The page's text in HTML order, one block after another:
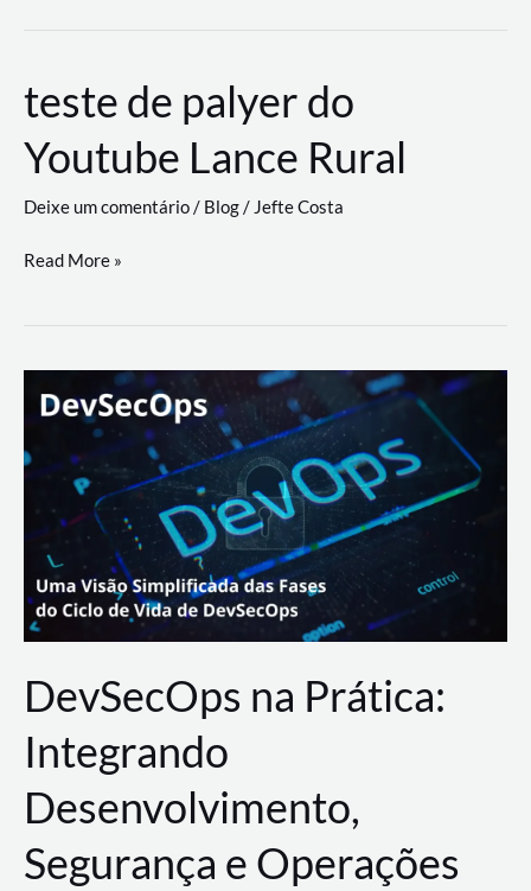
revoluciona
de
trabalho
com
a
workflows
teste de palyer do
Youtube Lance Rural
Deixe um comentário/ Blog/ Jefte Costa
teste
palyer
Lance
Rural
Read More »
DevSecOps na Prática:
Integrando
Desenvolvimento,
Segurança e Operações